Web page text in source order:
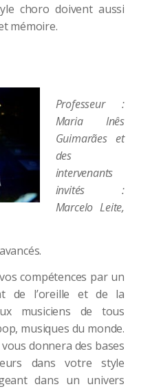
choro doivent aussi
mémoire.
Professeur :
Maria Inês
Guimarães et
des
intervenants
invités :
Marcelo Leite,
compétences par un
de l’oreille et de la
musiciens de tous
musiques du monde.
donnera des bases
dans votre style
dans un univers